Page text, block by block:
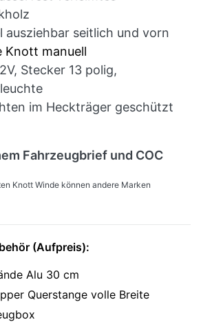
ausziehbar seitlich und vorn
Knott manuell
Stecker 13 polig,
im Heckträger geschützt
Fahrzeugbrief und COC
Knott Winde können andere Marken
(Aufpreis):
Alu 30 cm
Querstange volle Breite